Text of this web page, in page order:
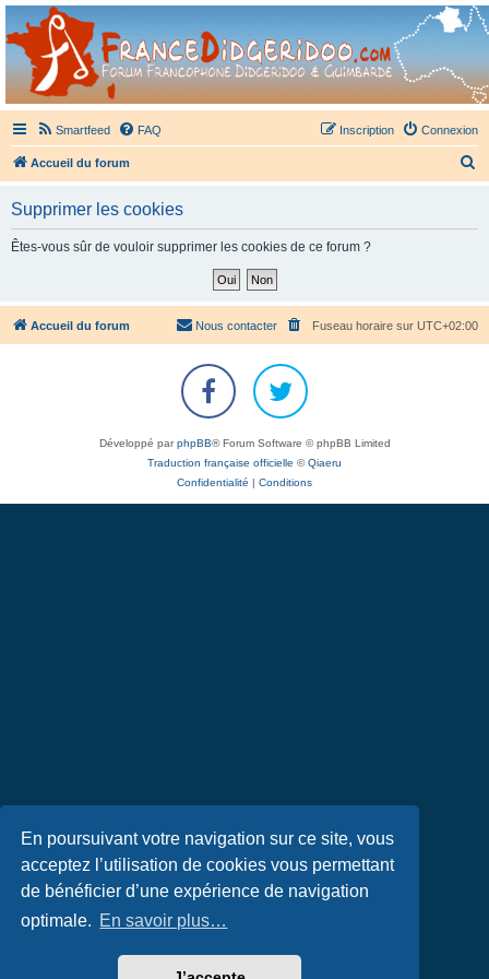
En poursuivant votre navigation sur ce site, vous
acceptez l’utilisation de cookies vous permettant
de bénéficier d’une expérience de navigation
optimale. En savoir plus…
France Didgeridoo
Didgeridoo et Guimbarde sur France Didgeridoo - retrouvez la communauté.
Smartfeed FAQ Connexion
Inscription
Accueil du forum
c
h
Supprimer les cookies
Êtes-vous sûr de vouloir supprimer les cookies de ce forum ?
Accueil du forum Fuseau horaire sur UTC+02:00
Nous contacter
Développé parphpBB® Forum Software © phpBB Limited
Traduction française officielle ©Qiaeru
Confidentialité
Conditions